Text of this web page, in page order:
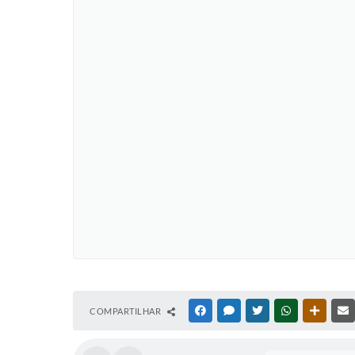
COMPARTILHAR FACEBOOKMESSENGER
TWITTERWHATSAPP